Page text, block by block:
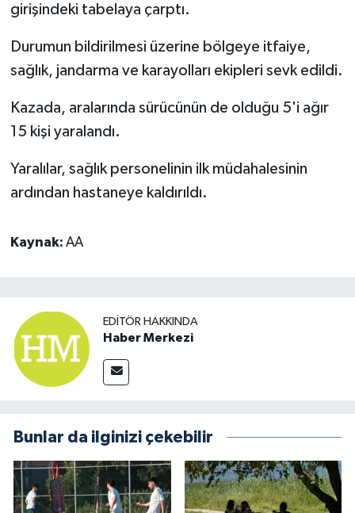
girişindeki tabelaya çarptı.
Durumun bildirilmesi üzerine bölgeye itfaiye,
sağlık, jandarma ve karayolları ekipleri sevk edildi.
Kazada, aralarında sürücünün de olduğu 5'i ağır
15 kişi yaralandı.
Yaralılar, sağlık personelinin ilk müdahalesinin
ardından hastaneye kaldırıldı.
Kaynak: AA
EDITÖR HAKKINDA
Haber Merkezi
Bunlar da ilginizi çekebilir